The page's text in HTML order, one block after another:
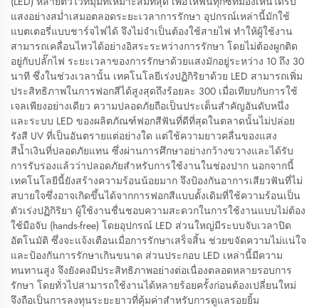
แสงอย่างสม่ำเสมอตลอดระยะเวลาการรักษา อุปกรณ์เหล่านี้มักใช้
แบตเตอรี่แบบชาร์จไฟได้ จึงไม่จำเป็นต้องใช้สายไฟ ทำให้ผู้ใช้งาน
สามารถเคลื่อนไหวได้อย่างอิสระระหว่างการรักษา โดยไม่ต้องผูกติด
อยู่กับปลั๊กไฟ ระยะเวลาของการรักษาด้วยแสงมักอยู่ระหว่าง 10 ถึง 30
นาที ซึ่งในช่วงเวลานั้น เทคโนโลยีเร่งปฏิกิริยาด้วย LED สามารถเพิ่ม
ประสิทธิภาพในการฟอกสีได้สูงสุดถึงร้อยละ 300 เมื่อเทียบกับการใช้
เจลเพียงอย่างเดียว ความปลอดภัยถือเป็นประเด็นสำคัญอันดับหนึ่ง
และระบบ LED ของผลิตภัณฑ์ฟอกสีฟันที่ดีที่สุดในตลาดนั้นไม่ปล่อย
รังสี UV ที่เป็นอันตรายแต่อย่างใด แต่ใช้ความยาวคลื่นของแสง
สีน้ำเงินที่ปลอดภัยแทน ซึ่งผ่านการศึกษาอย่างกว้างขวางและได้รับ
การรับรองแล้วว่าปลอดภัยสำหรับการใช้งานในช่องปาก นอกจากนี้
เทคโนโลยีนี้ยังสร้างความร้อนน้อยมาก จึงป้องกันอาการเสียวฟันที่ไม่
สบายใจซึ่งอาจเกิดขึ้นได้จากการฟอกสีแบบดั้งเดิมที่ใช้ความร้อนเป็น
ตัวเร่งปฏิกิริยา ผู้ใช้งานชื่นชอบความสะดวกในการใช้งานแบบไม่ต้อง
ใช้มือจับ (hands-free) โดยอุปกรณ์ LED ส่วนใหญ่มีระบบจับเวลาปิด
อัตโนมัติ ซึ่งจะแจ้งเตือนเมื่อการรักษาเสร็จสิ้น ช่วยขจัดความไม่แน่ใจ
และป้องกันการรักษาเกินขนาด ส่วนประกอบ LED เหล่านี้มีความ
ทนทานสูง จึงยังคงมีประสิทธิภาพอย่างต่อเนื่องตลอดหลายรอบการ
รักษา โดยทั่วไปสามารถใช้งานได้หลายร้อยครั้งก่อนต้องเปลี่ยนใหม่
จึงถือเป็นการลงทุนระยะยาวที่คุ้มค่าสำหรับการดูแลรอยยิ้ม